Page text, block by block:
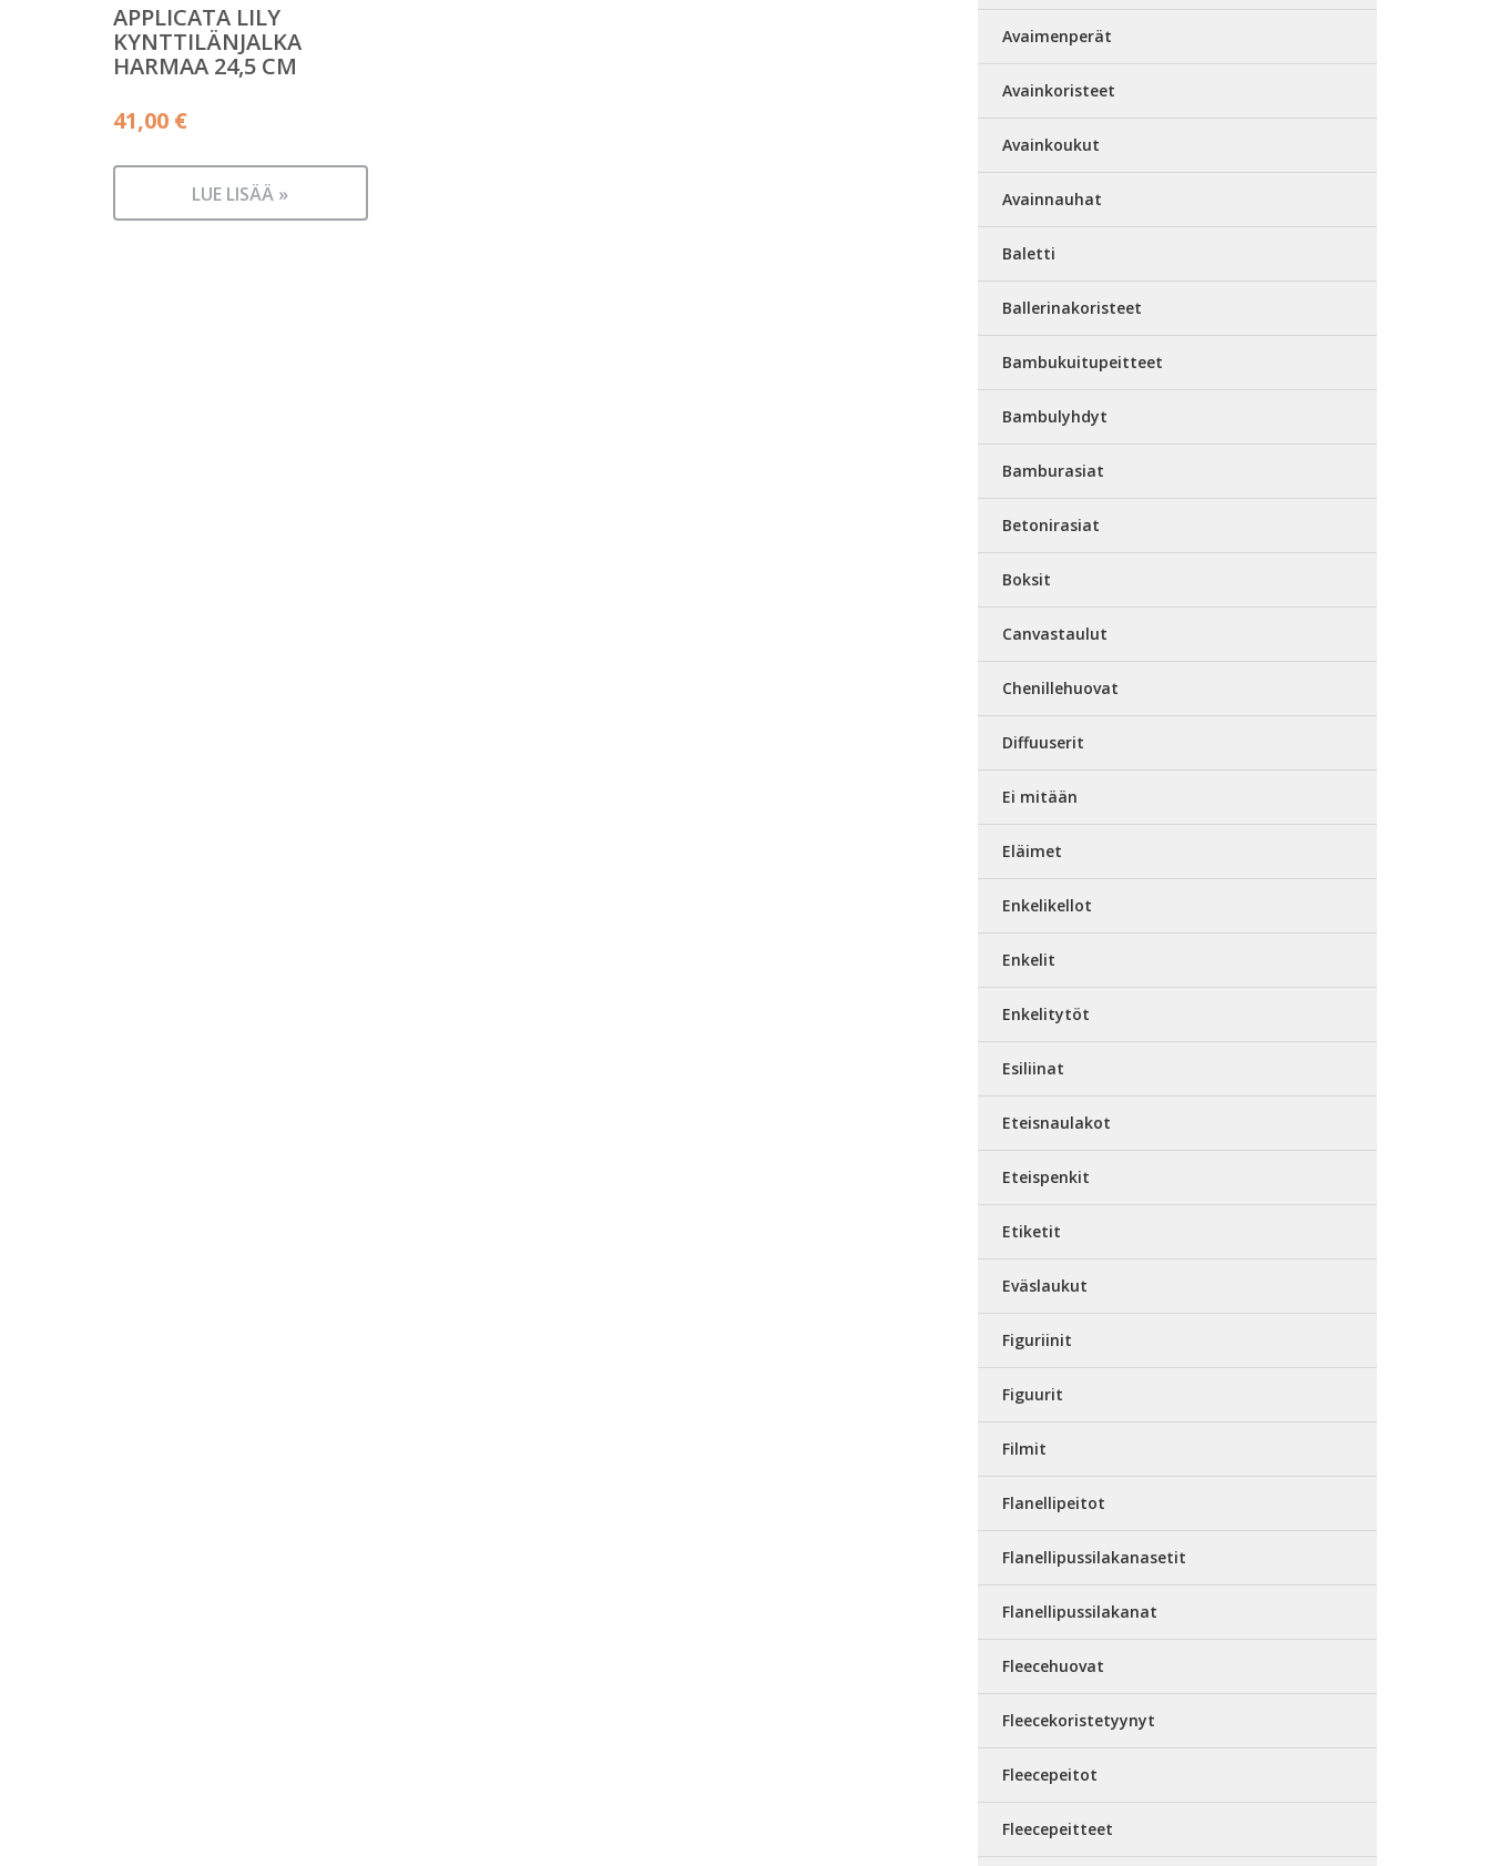
APPLICATA LILY
KYNTTILÄNJALKA
HARMAA 24,5 CM
41,00 €
LUE LISÄÄ »
Avaimenperät
Avainkoristeet
Avainkoukut
Avainnauhat
Baletti
Ballerinakoristeet
Bambukuitupeitteet
Bambulyhdyt
Bamburasiat
Betonirasiat
Boksit
Canvastaulut
Chenillehuovat
Diffuuserit
Ei mitään
Eläimet
Enkelikellot
Enkelit
Enkelitytöt
Esiliinat
Eteisnaulakot
Eteispenkit
Etiketit
Eväslaukut
Figuriinit
Figuurit
Filmit
Flanellipeitot
Flanellipussilakanasetit
Flanellipussilakanat
Fleecehuovat
Fleecekoristetyynyt
Fleecepeitot
Fleecepeitteet